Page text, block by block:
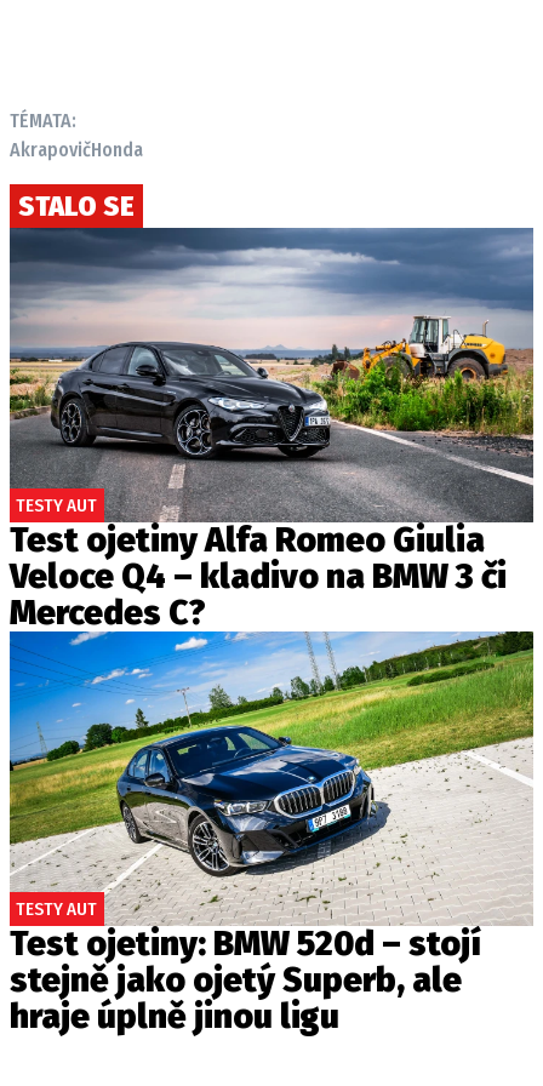
TÉMATA:
AkrapovičHonda
STALO SE
TESTY AUT
Test ojetiny Alfa Romeo Giulia
Veloce Q4 – kladivo na BMW 3 či
Mercedes C?
TESTY AUT
Test ojetiny: BMW 520d – stojí
stejně jako ojetý Superb, ale
hraje úplně jinou ligu